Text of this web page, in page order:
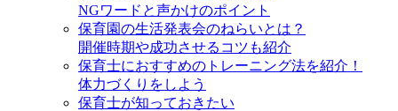
NGワードと声かけのポイント
保育園の生活発表会のねらいとは？
開催時期や成功させるコツも紹介
保育士におすすめのトレーニング法を紹介！
体力づくりをしよう
保育士が知っておきたい